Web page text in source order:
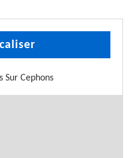
Sur Cephons